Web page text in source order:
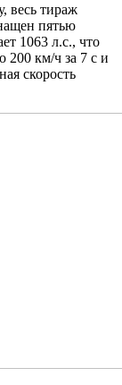
весь тираж
пятью
1063 л.с., что
200 км/ч за 7 с и
скорость